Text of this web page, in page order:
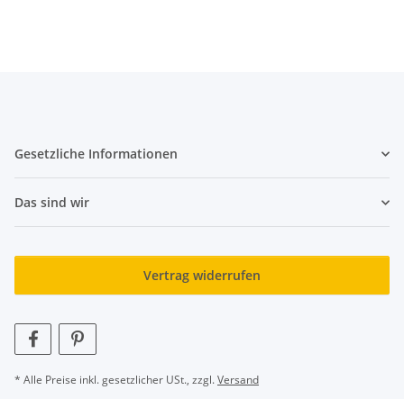
Gesetzliche Informationen
Das sind wir
Vertrag widerrufen
* Alle Preise inkl. gesetzlicher USt., zzgl.Versand